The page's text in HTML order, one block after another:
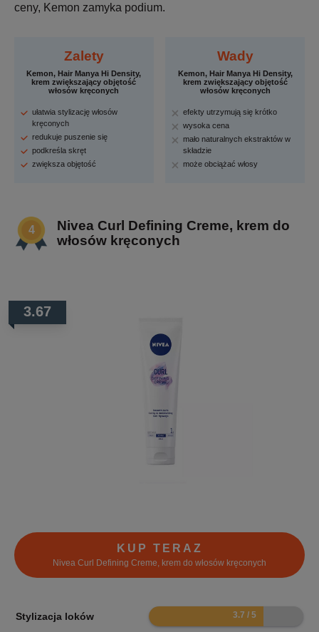
ceny, Kemon zamyka podium.
Zalety
Kemon, Hair Manya Hi Density,
krem zwiększający objętość
włosów kręconych
ułatwia stylizację włosów
kręconych
redukuje puszenie się
podkreśla skręt
zwiększa objętość
Wady
Kemon, Hair Manya Hi Density,
krem zwiększający objętość
włosów kręconych
efekty utrzymują się krótko
wysoka cena
mało naturalnych ekstraktów w
składzie
może obciążać włosy
Nivea Curl Defining Creme, krem do
włosów kręconych
3.67
KUP TERAZ
Nivea Curl Defining Creme, krem do włosów kręconych
Stylizacja loków 7.4